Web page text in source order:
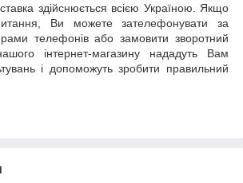
здійснюється всією Україною. Якщо
Ви можете зателефонувати за
телефонів або замовити зворотний
інтернет-магазину нададуть Вам
і допоможуть зробити правильний